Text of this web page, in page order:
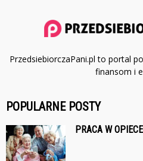
PrzedsiebiorczaPani.pl to portal
finansom i
POPULARNE POSTY
PRACA W OPIECE